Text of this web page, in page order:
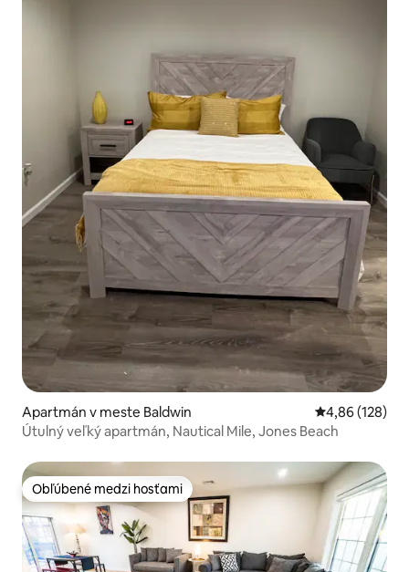
Apartmán v meste Baldwin Priemerné
4,86 (128)
Útulný veľký apartmán, Nautical Mile, Jones Beach
Obľúbené medzi hosťami
Obľúbené medzi hosťami